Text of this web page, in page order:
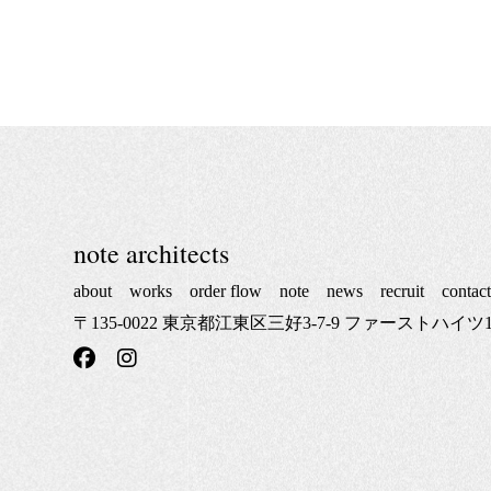
note architects
about works order flow note news recruit
contact
〒135-0022 東京都江東区三好3-7-9 ファーストハイツ